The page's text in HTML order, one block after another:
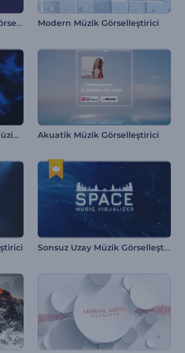
Minimal Ritimler Müzik Görselleştirici Modern Müzik Görselleştirici
Karanlığı Delen Şimşek Müzik Görselleştirici Akuatik Müzik Görselleştirici
Sonsuz Uzay Müzik Görselleştirici